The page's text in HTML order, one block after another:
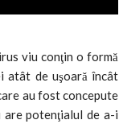
viu conţin o formă
atât de uşoară încât
au fost concepute
are potenţialul de a-i